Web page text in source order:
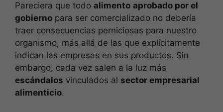
Pareciera que todo alimento aprobado por el
gobierno para ser comercializado no debería
traer consecuencias perniciosas para nuestro
organismo, más allá de las que explícitamente
indican las empresas en sus productos. Sin
embargo, cada vez salen a la luz más
escándalos vinculados al sector empresarial
alimenticio.